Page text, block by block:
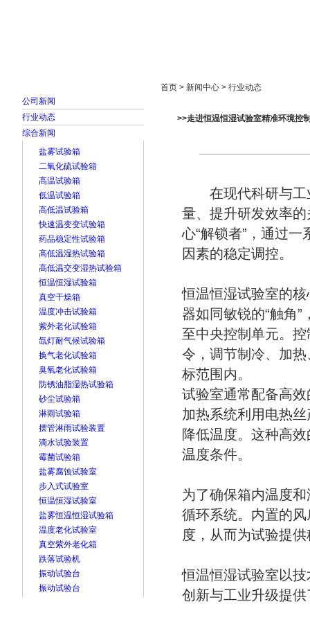
公司新闻
行业动态
综合新闻
盐雾试验箱
二氧化硫试验箱
高温试验箱
低温试验箱
高低温试验箱
快速温变变试验箱
药品稳定性试验箱
高低温湿热试验箱
高低温交变湿热试验箱
恒温恒湿试验箱
真空干燥箱
温度冲击试验箱
紫外老化试验箱
氙灯耐气候试验箱
换气老化试验箱
臭氧老化试验箱
防锈油脂湿热试验箱
砂尘试验箱
淋雨试验箱
摆管淋雨试验装置
滴水试验装置
霉菌试验箱
盐雾腐蚀试验室
步入式试验室
恒温恒湿试验室
盐雾恒温恒湿试验箱
温度老化试验室
真空紫外老化箱
跌落试验机
振动试验台
振动试验台
首页 > 新闻中心 > 行业动态
>>走进恒温恒湿试验室精准环境控
在现代科研与工
量、提升研发效率
心“解锁者”，通过
因素的稳定调控。
恒温恒湿试验室的
器如同敏锐的“触角
至中央控制单元。
令，调节制冷、加
标范围内。
试验室通常配备高
加热系统利用电热
降低温度。这种高
温度条件。
为了确保箱内温度
循环系统。内置的
度，从而为试验提
恒温恒湿试验室以
创新与工业升级提